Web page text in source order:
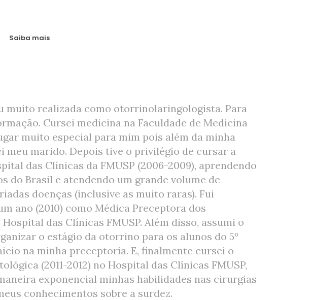
Saiba mais
muito realizada como otorrinolaringologista. Para
Cursei medicina na Faculdade de Medicina
muito especial para mim pois além da minha
meu marido. Depois tive o privilégio de cursar a
das Clínicas da FMUSP (2006-2009), aprendendo
do Brasil e atendendo um grande volume de
doenças (inclusive as muito raras). Fui
ano (2010) como Médica Preceptora dos
das Clínicas FMUSP. Além disso, assumi o
o estágio da otorrino para os alunos do 5º
na minha preceptoria. E, finalmente cursei o
(2011-2012) no Hospital das Clínicas FMUSP,
exponencial minhas habilidades nas cirurgias
conhecimentos sobre a surdez.